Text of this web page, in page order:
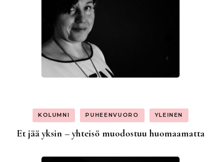
KOLUMNI PUHEENVUORO YLEINEN
Et jää yksin – yhteisö muodostuu huomaamatta